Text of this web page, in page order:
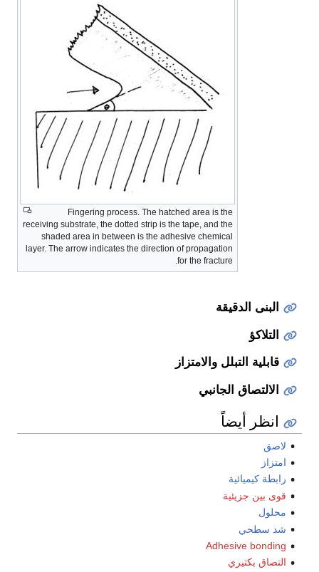
Fingering process. The hatched area is the
receiving substrate, the dotted strip is the tape, and the
shaded area in between is the adhesive chemical
layer. The arrow indicates the direction of propagation
for the fracture.
البنى الدقيقة
التلاكؤ
قابلية التبلل والامتزاز
الالتصاق الجانبي
انظر أيضاً
لاصق
امتزاز
رابطة كيميائية
قوى بين جزيئية
محلول
شد سطحي
Adhesive bonding
التصاق بكتيري